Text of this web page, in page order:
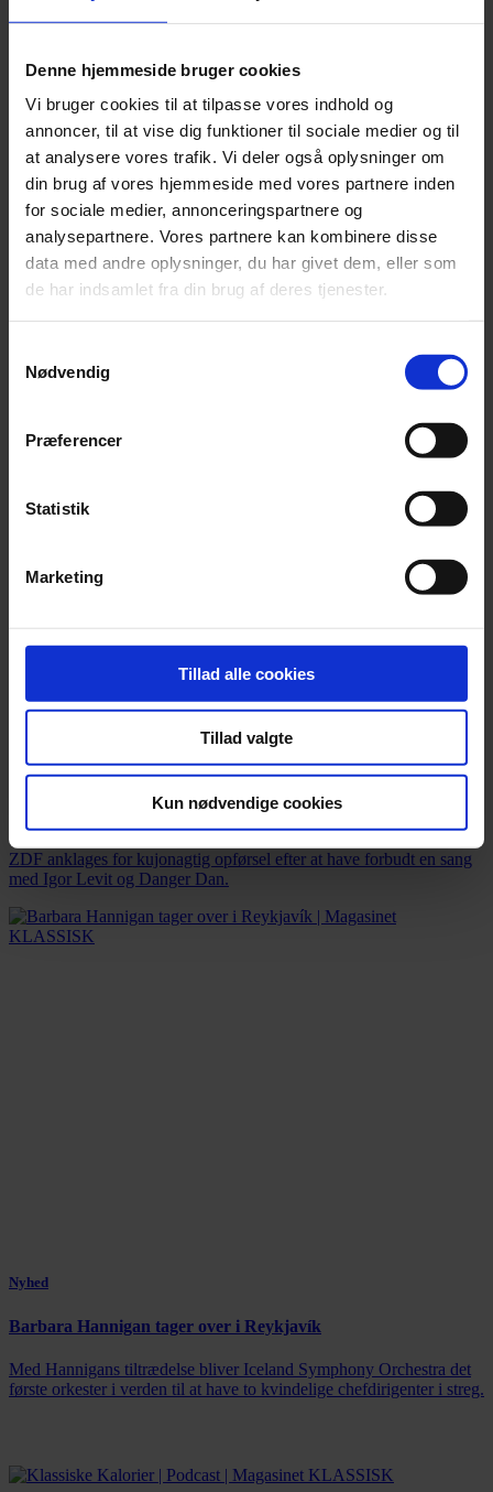
Denne hjemmeside bruger cookies
Vi bruger cookies til at tilpasse vores indhold og
annoncer, til at vise dig funktioner til sociale medier og til
at analysere vores trafik. Vi deler også oplysninger om
din brug af vores hjemmeside med vores partnere inden
for sociale medier, annonceringspartnere og
analysepartnere. Vores partnere kan kombinere disse
data med andre oplysninger, du har givet dem, eller som
de har indsamlet fra din brug af deres tjenester.
Nødvendig
Præferencer
Statistik
Marketing
Tillad alle cookies
Tillad valgte
Kun nødvendige cookies
Nyhed
Over 2.000 nelliker er uddelt i solidaritet med chefdirigenten, men
nu slår ledelsen hårdt ned på det røde symbol.
Nyhed
Tysk tv-station får hug efter censur
ZDF anklages for kujonagtig opførsel efter at have forbudt en sang
med Igor Levit og Danger Dan.
Nyhed
Barbara Hannigan tager over i Reykjavík
Med Hannigans tiltrædelse bliver Iceland Symphony Orchestra det
første orkester i verden til at have to kvindelige chefdirigenter i streg.